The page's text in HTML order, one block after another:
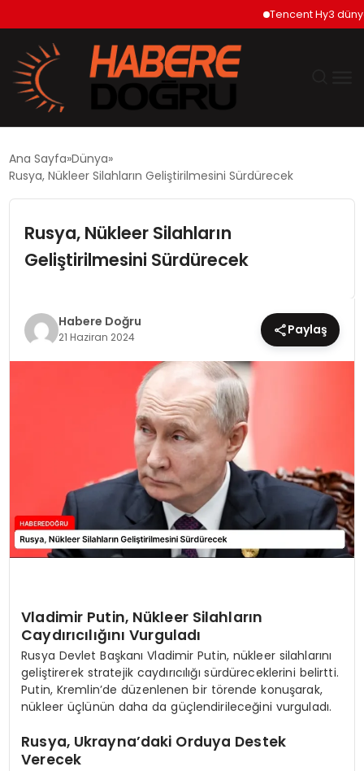
Tencent Hy3 dünya
SİYASET
DÜNYA
TEKNOLOJİ
SPOR
SAĞLIK
YAŞAM
Ana Sayfa Dünya
Rusya, Nükleer Silahların Geliştirilmesini Sürdürecek
Rusya, Nükleer Silahların
Geliştirilmesini Sürdürecek
Habere Doğru
21 Haziran 2024 Paylaş
Vladimir Putin, Nükleer Silahların
Caydırıcılığını Vurguladı
Rusya Devlet Başkanı Vladimir Putin, nükleer silahlarını
geliştirerek stratejik caydırıcılığı sürdüreceklerini belirtti.
Putin, Kremlin’de düzenlenen bir törende konuşarak,
nükleer üçlünün daha da güçlendirileceğini vurguladı.
Rusya, Ukrayna’daki Orduya Destek
Verecek